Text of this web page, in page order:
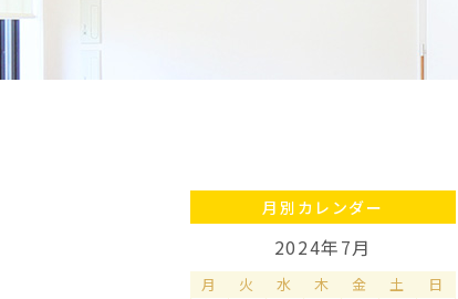
月別カレンダー
2024年7月
月 火 水 木 金 土 日